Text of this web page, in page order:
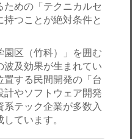
めの「テクニカルセ
つことが絶対条件と
区（竹科）」を囲む
波及効果が生まれてい
置する民間開発の「台
やソフトウェア開発
テック企業が多数入
ています。